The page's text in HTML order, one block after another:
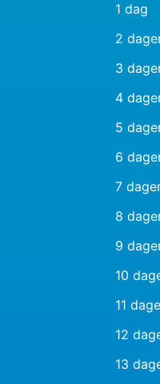
1 dag
2
3
4
5
6
7
8
9
10
11
12
13